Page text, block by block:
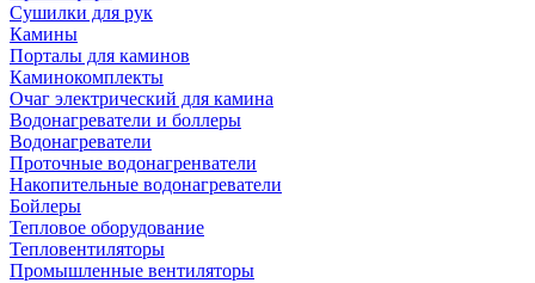
Сушилки для рук
Камины
Порталы для каминов
Каминокомплекты
Очаг электрический для камина
Водонагреватели и боллеры
Водонагреватели
Проточные водонагренватели
Накопительные водонагреватели
Бойлеры
Тепловое оборудование
Тепловентиляторы
Промышленные вентиляторы